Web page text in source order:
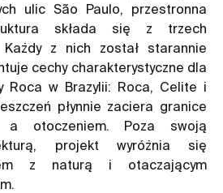
ulic São Paulo, przestronna
składa się z trzech
Każdy z nich został starannie
cechy charakterystyczne dla
Roca w Brazylii: Roca, Celite i
płynnie zaciera granice
a otoczeniem. Poza swoją
projekt wyróżnia się
z naturą i otaczającym